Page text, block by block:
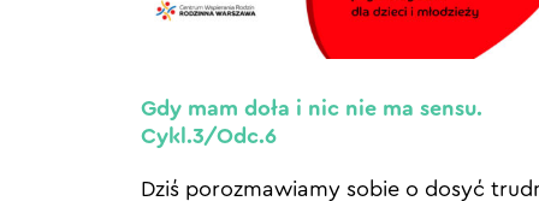
Gdy mam doła i nic nie ma sensu.
Cykl.3/Odc.6
Dziś porozmawiamy sobie o dosyć